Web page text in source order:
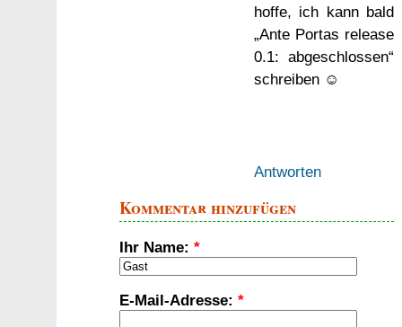
hoffe, ich kann bald
„Ante Portas release
0.1: abgeschlossen“
schreiben ☺
Antworten
Kommentar hinzufügen
Ihr Name: *
E-Mail-Adresse: *